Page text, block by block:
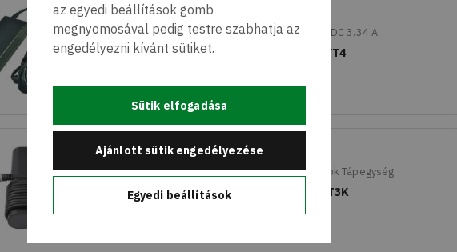
az egyedi beállítások gomb
megnyomosával pedig testre szabhatja az
engedélyezni kívánt sütiket.
Sütik elfogadása
Ajánlott sütik engedélyezése
Egyedi beállítások
ADPT,AC,65W,LTON,3P,L6,4.5,RA
Dell 74VT4 Notebook tápegység 65 W 19.5 V/DC 3.34 A
Cikkszám: 74VT4 Gyártói cikkszám: 74VT4
Raktáron: 2 db
ADPT,AC,90W,LTON,7.4,L6,V2,E5
Dell 5GT3K 90W 7.4mm Eredeti Gyári Notebook Tápegység
Cikkszám: 5GT3K Gyártói cikkszám: 5GT3K